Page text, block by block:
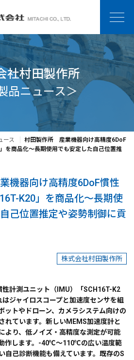
社村田製作所
品ニュース＞
ース
村田製作所 産業機器向け高精度6DoF
を商品化～長期使用でも安定した自己位置推
機器向け高精度6DoF慣性
K20」を商品化～長期使
己位置推定や姿勢制御に貢
株式会社村田製作所
計測ユニット（IMU）「SCH16T-K2
ジャイロスコープと加速度センサを組
ットやドローン、カメラシステム向けの
れています。新しいMEMS加速度計と
より、低ノイズ・高精度な測定が可能
作します。-40℃〜110℃の広い温度範
自己診断機能も備えています。既存のS